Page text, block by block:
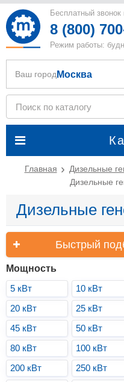
Бесплатный звонок
8 (800)
Режим работы:
Ваш город Москва
Главная
Дизельные
Дизельные
Дизельные
Быстрый
Мощность
5 кВт
10 кВт
20 кВт
25 кВт
45 кВт
50 кВт
80 кВт
100 кВт
200 кВт
250 кВт